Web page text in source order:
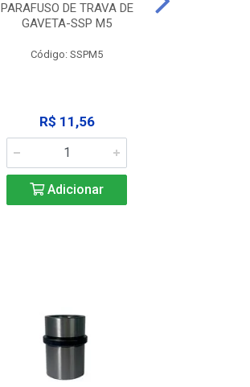
PARAFUSO DE TRAVA DE
GAVETA-SSP M5
Código: SSPM5
R$ 11,56
Adicionar